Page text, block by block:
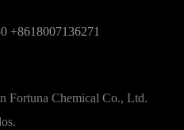
+8618007136271
Fortuna Chemical Co., Ltd.